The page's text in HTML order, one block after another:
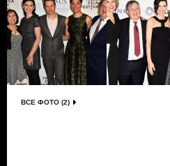
ВСЕ ФОТО (2)